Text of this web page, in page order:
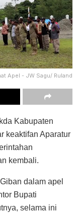
Apel - JW Sagu/ Ruland
Kabupaten
keaktifan Aparatur
kembali.
dalam apel
Bupati
selama ini